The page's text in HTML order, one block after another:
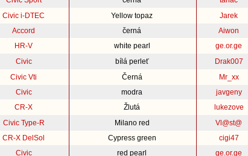
Civic i-DTEC Yellow topaz Jarek
Accord černá Aiwon
HR-V white pearl ge.or.ge
Civic bílá perleť Drak007
Civic Vti Černá Mr_xx
Civic modra javgeny
CR-X Žlutá lukezove
Civic Type-R Milano red Vl@st@
CR-X DelSol Cypress green cigi47
Civic red pearl ge.or.ge